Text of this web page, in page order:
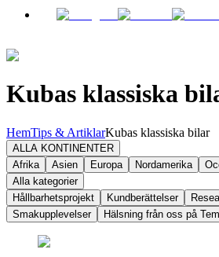
Kubas klassiska
HemTips & ArtiklarKubas klassiska bilar
ALLA KONTINENTER
Afrika
Asien Europa Nordamerika
Alla kategorier
Hållbarhetsprojekt
Kundberättelser
Smakupplevelser
Hälsning från oss på